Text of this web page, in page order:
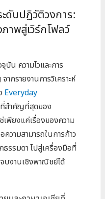
ะดับปฏิวัติวงการ:
าพสู่เวิร์กโฟลว์
น ความไวและการ
กรายงานการวิเคราะห์
Everyday
สำคัญที่สุดของ
เพียงแค่เรื่องของความ
วามสามารถในการก้าว
ธรรมดา ไปสู่เครื่องมือที่
บงานเชิงพาณิชย์ได้